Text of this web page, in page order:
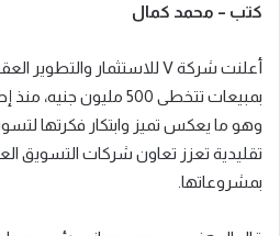
و
ي
كتب – محمد كمال
بمبيعات تتخطى 500 مليون
وهو ما يعكس تميز وابتكار فكرتها
تقليدية تعزز تعاون شركات التسويق
بمشروعاتها.